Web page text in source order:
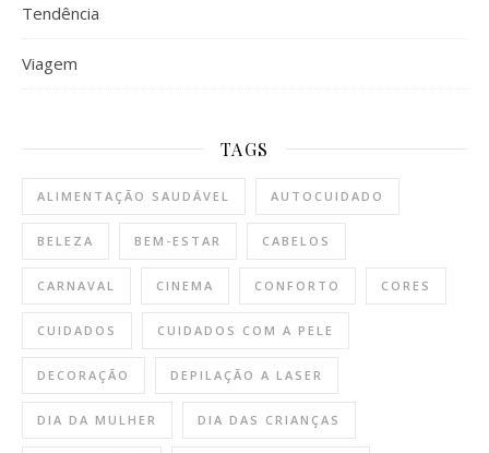
Tendência
Viagem
TAGS
ALIMENTAÇÃO SAUDÁVEL AUTOCUIDADO
BELEZA BEM-ESTAR CABELOS
CARNAVAL CINEMA CONFORTO CORES
CUIDADOS CUIDADOS COM A PELE
DECORAÇÃO DEPILAÇÃO A LASER
DIA DA MULHER DIA DAS CRIANÇAS